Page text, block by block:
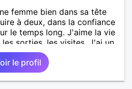
femme bien dans sa tête
à deux, dans la confiance
le temps long. J'aime la vie
sorties, les visites. J'ai un
mais aussi ancré, posé.
est stable. Je souhaite
bien dans sa vie pour
complicité, affection.
le profil